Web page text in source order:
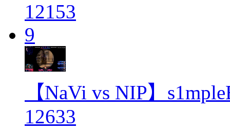
12153
9
【NaVi vs NIP】
12633